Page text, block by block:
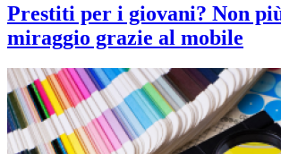
Prestiti per i giovani? Non
miraggio grazie al mobile